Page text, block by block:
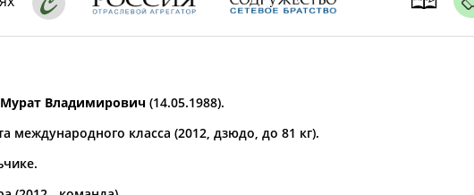
* для действующих спортсменов
проживания
Владимирович (14.05.1988).
международного класса (2012, дзюдо, до 81 кг).